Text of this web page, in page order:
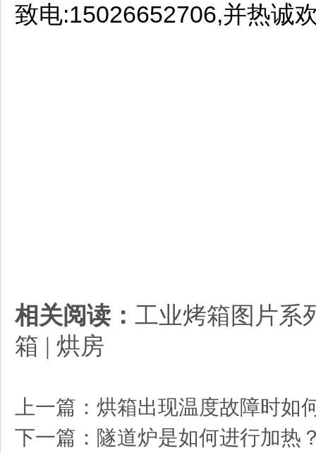
致电:15026652706,并热诚
相关阅读： 工业烤箱图片系
箱 | 烘房
上一篇： 烘箱出现温度故障时如
下一篇： 隧道炉是如何进行加热